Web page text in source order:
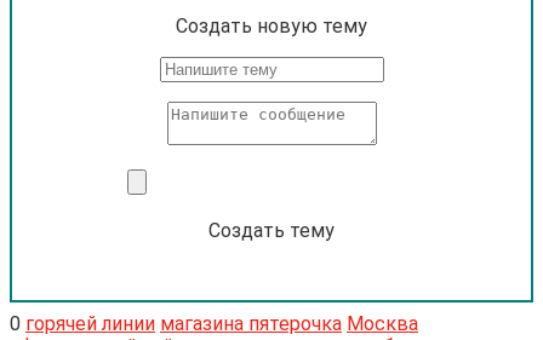
Cоздать новую тему
Создать тему
0 горячей линии магазина пятерочка Москва